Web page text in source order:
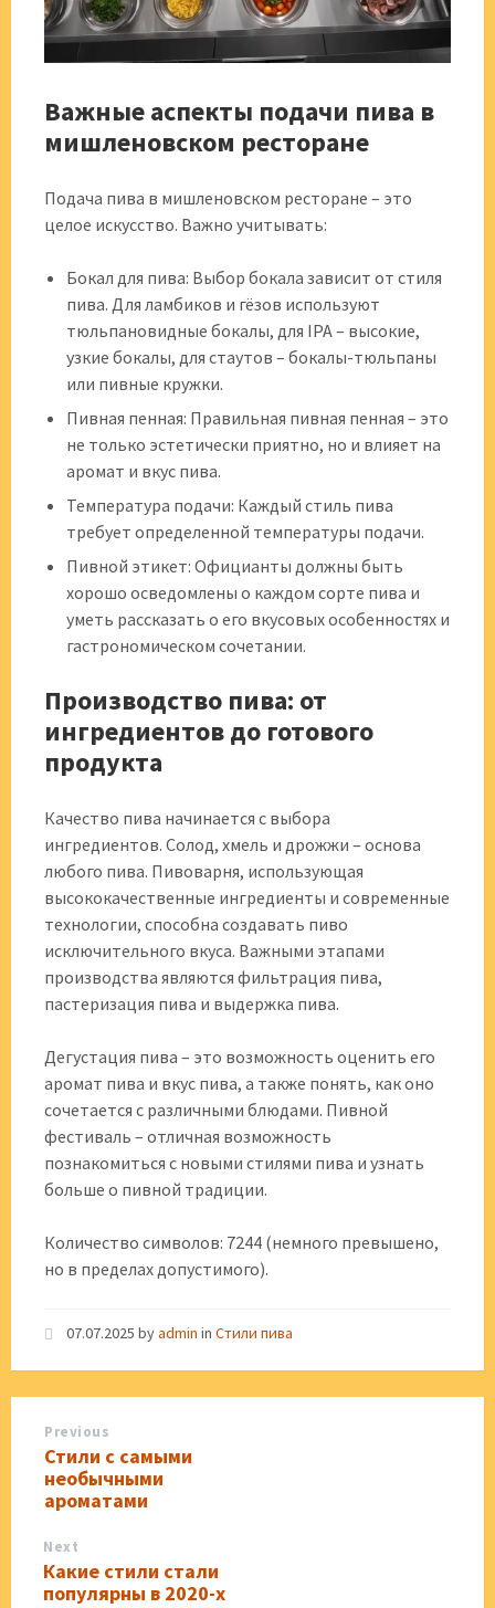
Важные аспекты подачи пива в
мишленовском ресторане
Подача пива в мишленовском ресторане – это
целое искусство. Важно учитывать:
Бокал для пива: Выбор бокала зависит от стиля
пива. Для ламбиков и гёзов используют
тюльпановидные бокалы, для IPA – высокие,
узкие бокалы, для стаутов – бокалы-тюльпаны
или пивные кружки.
Пивная пенная: Правильная пивная пенная – это
не только эстетически приятно, но и влияет на
аромат и вкус пива.
Температура подачи: Каждый стиль пива
требует определенной температуры подачи.
Пивной этикет: Официанты должны быть
хорошо осведомлены о каждом сорте пива и
уметь рассказать о его вкусовых особенностях и
гастрономическом сочетании.
Производство пива: от
ингредиентов до готового
продукта
Качество пива начинается с выбора
ингредиентов. Солод, хмель и дрожжи – основа
любого пива. Пивоварня, использующая
высококачественные ингредиенты и современные
технологии, способна создавать пиво
исключительного вкуса. Важными этапами
производства являются фильтрация пива,
пастеризация пива и выдержка пива.
Дегустация пива – это возможность оценить его
аромат пива и вкус пива, а также понять, как оно
сочетается с различными блюдами. Пивной
фестиваль – отличная возможность
познакомиться с новыми стилями пива и узнать
больше о пивной традиции.
Количество символов: 7244 (немного превышено,
но в пределах допустимого).
07.07.2025 byadmin in Стили пива
Previous
Стили с самыми
необычными
ароматами
Next
Какие стили стали
популярны в 2020-х